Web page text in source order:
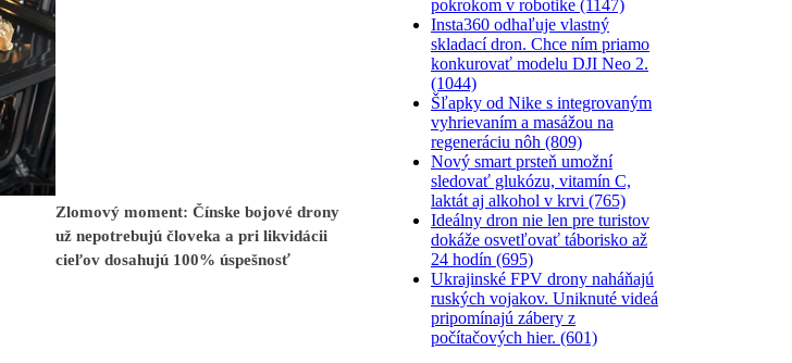
Zlomový moment: Čínske bojové drony
už nepotrebujú človeka a pri likvidácii
cieľov dosahujú 100% úspešnosť
pokrokom v robotike (1147)
Insta360 odhaľuje vlastný
skladací dron. Chce ním priamo
konkurovať modelu DJI Neo 2.
(1044)
Šľapky od Nike s integrovaným
vyhrievaním a masážou na
regeneráciu nôh (809)
Nový smart prsteň umožní
sledovať glukózu, vitamín C,
laktát aj alkohol v krvi (765)
Ideálny dron nie len pre turistov
dokáže osvetľovať táborisko až
24 hodín (695)
Ukrajinské FPV drony naháňajú
ruských vojakov. Uniknuté videá
pripomínajú zábery z
počítačových hier. (601)